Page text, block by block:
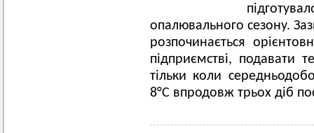
опалювального сезону.
розпочинається
підприємстві, подавати
тільки коли
8°C впродовж трьох діб